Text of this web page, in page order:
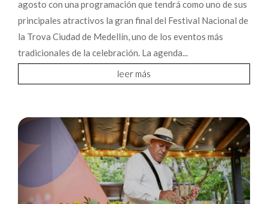
agosto con una programación que tendrá como uno de sus
principales atractivos la gran final del Festival Nacional de
la Trova Ciudad de Medellín, uno de los eventos más
tradicionales de la celebración. La agenda...
leer más